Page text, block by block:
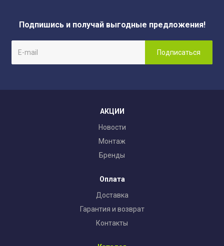
Подпишись и получай выгодные предложения!
АКЦИИ
Новости
Монтаж
Бренды
Оплата
Доставка
Гарантия и возврат
Контакты